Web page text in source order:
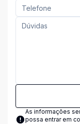
As informações
possa entrar em